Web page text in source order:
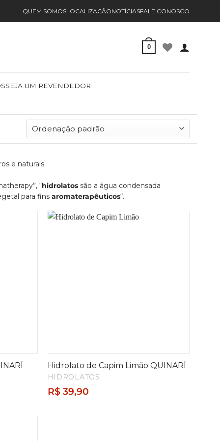
QUEM SOMOSLOCALIZAÇÃONOTÍCIASFALE CONOSCO
0
SEJA UM REVENDEDOR
e naturais.
“hidrolatossão a água condensada
para fins aromaterapêuticos“.
HIDROLATOS
Hidrolato de Capim Limão QUINARÍ
R$39,90